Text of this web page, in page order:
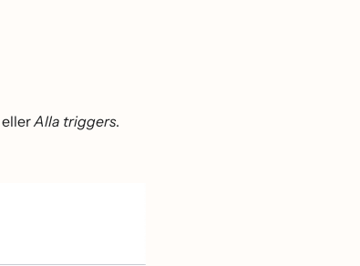
ellerAlla triggers.